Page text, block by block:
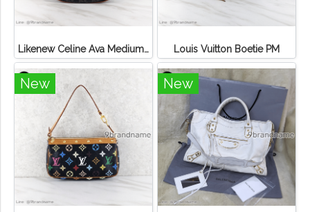
Likenew Celine Ava Medium Triomphe Canvas Louis Vuitton Boetie PM
New New